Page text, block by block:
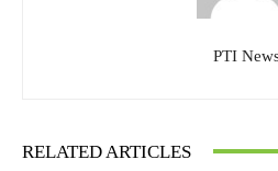
PTI
RELATED ARTICLES